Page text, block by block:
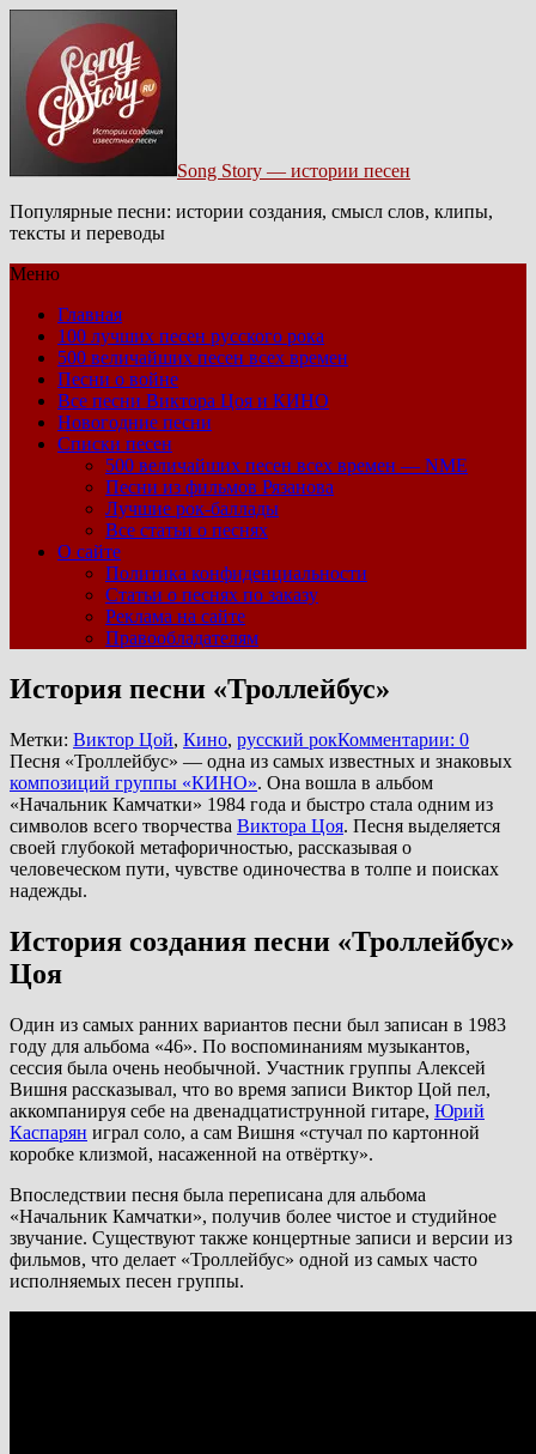
Song Story — истории песен
Популярные песни: истории создания, смысл слов, клипы,
тексты и переводы
Меню
Главная
100 лучших песен русского рока
500 величайших песен всех времен
Песни о войне
Все песни Виктора Цоя и КИНО
Новогодние песни
Списки песен
500 величайших песен всех времен — NME
Песни из фильмов Рязанова
Лучшие рок-баллады
Все статьи о песнях
О сайте
Политика конфиденциальности
Статьи о песнях по заказу
Реклама на сайте
Правообладателям
История песни «Троллейбус»
Метки: Виктор Цой, Кино, русский рокКомментарии: 0
Песня «Троллейбус» — одна из самых известных и знаковых
композиций группы «КИНО». Она вошла в альбом
«Начальник Камчатки» 1984 года и быстро стала одним из
символов всего творчества Виктора Цоя. Песня выделяется
своей глубокой метафоричностью, рассказывая о
человеческом пути, чувстве одиночества в толпе и поисках
надежды.
История создания песни «Троллейбус»
Цоя
Один из самых ранних вариантов песни был записан в 1983
году для альбома «46». По воспоминаниям музыкантов,
сессия была очень необычной. Участник группы Алексей
Вишня рассказывал, что во время записи Виктор Цой пел,
аккомпанируя себе на двенадцатиструнной гитаре, Юрий
Каспарян играл соло, а сам Вишня «стучал по картонной
коробке клизмой, насаженной на отвёртку».
Впоследствии песня была переписана для альбома
«Начальник Камчатки», получив более чистое и студийное
звучание. Существуют также концертные записи и версии из
фильмов, что делает «Троллейбус» одной из самых часто
исполняемых песен группы.